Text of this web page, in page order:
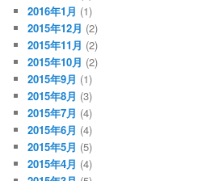
2016年1月 (1)
2015年12月 (2)
2015年11月 (2)
2015年10月 (2)
2015年9月 (1)
2015年8月 (3)
2015年7月 (4)
2015年6月 (4)
2015年5月 (5)
2015年4月 (4)